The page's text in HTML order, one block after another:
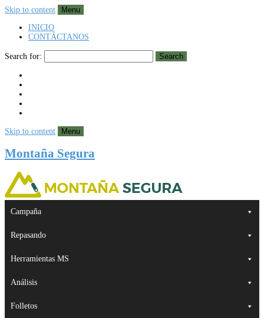
Skip to content
Menu
INICIO
CONTÁCTANOS
Search for: Search
Skip to content Menu
Montaña Segura
Campaña
Repasando
Herramientas MS
Análisis
Folletos